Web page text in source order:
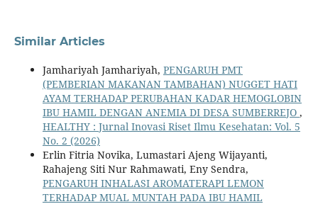
Similar Articles
Jamhariyah Jamhariyah, PENGARUH PMT
(PEMBERIAN MAKANAN TAMBAHAN) NUGGET HATI
AYAM TERHADAP PERUBAHAN KADAR HEMOGLOBIN
IBU HAMIL DENGAN ANEMIA DI DESA SUMBERREJO ,
HEALTHY : Jurnal Inovasi Riset Ilmu Kesehatan: Vol. 5
No. 2 (2026)
Erlin Fitria Novika, Lumastari Ajeng Wijayanti,
Rahajeng Siti Nur Rahmawati, Eny Sendra,
PENGARUH INHALASI AROMATERAPI LEMON
TERHADAP MUAL MUNTAH PADA IBU HAMIL